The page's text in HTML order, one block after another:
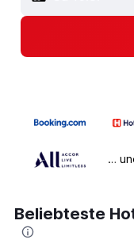
…
Beliebteste